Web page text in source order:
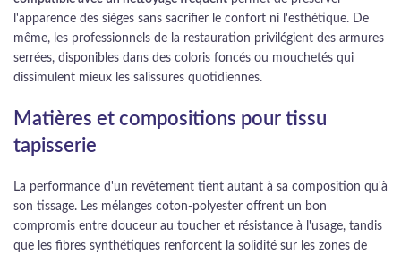
l'apparence des sièges sans sacrifier le confort ni l'esthétique. De
même, les professionnels de la restauration privilégient des armures
serrées, disponibles dans des coloris foncés ou mouchetés qui
dissimulent mieux les salissures quotidiennes.
Matières et compositions pour tissu
tapisserie
La performance d'un revêtement tient autant à sa composition qu'à
son tissage. Les mélanges coton-polyester offrent un bon
compromis entre douceur au toucher et résistance à l'usage, tandis
que les fibres synthétiques renforcent la solidité sur les zones de